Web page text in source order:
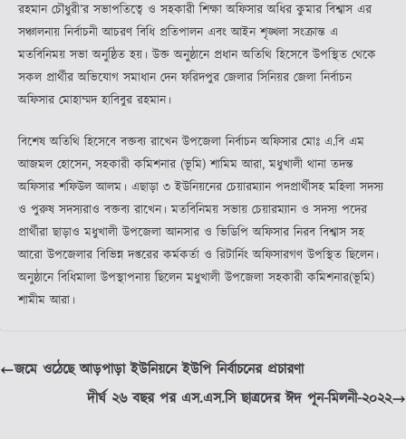
রহমান চৌধুরী’র সভাপতিত্বে ও সহকারী শিক্ষা অফিসার অধির কুমার বিশ্বাস এর
সঞ্চালনায় নির্বাচনী আচরণ বিধি প্রতিপালন এবং আইন শৃঙ্খলা সংক্রান্ত এ
মতবিনিময় সভা অনুষ্ঠিত হয়। উক্ত অনুষ্ঠানে প্রধান অতিথি হিসেবে উপস্থিত থেকে
সকল প্রার্থীর অভিযোগ সমাধান দেন ফরিদপুর জেলার সিনিয়র জেলা নির্বাচন
অফিসার মোহাম্মদ হাবিবুর রহমান।
বিশেষ অতিথি হিসেবে বক্তব্য রাখেন উপজেলা নির্বাচন অফিসার মোঃ এ.বি এম
আজমল হোসেন, সহকারী কমিশনার (ভূমি) শামিম আরা, মধুখালী থানা তদন্ত
অফিসার শফিউল আলম। এছাড়া ৩ ইউনিয়নের চেয়ারম্যান পদপ্রার্থীসহ মহিলা সদস্য
ও পুরুষ সদস্যরাও বক্তব্য রাখেন। মতবিনিময় সভায় চেয়ারম্যান ও সদস্য পদের
প্রার্থীরা ছাড়াও মধুখালী উপজেলা আনসার ও ভিডিপি অফিসার নিরব বিশ্বাস সহ
আরো উপজেলার বিভিন্ন দপ্তরের কর্মকর্তা ও রিটার্নিং অফিসারগণ উপস্থিত ছিলেন।
অনুষ্ঠানে বিধিমালা উপস্থাপনায় ছিলেন মধুখালী উপজেলা সহকারী কমিশনার(ভূমি)
শামীম আরা।
জমে ওঠেছে আড়পাড়া ইউনিয়নে ইউপি নির্বাচনের প্রচারণা
দীর্ঘ ২৬ বছর পর এস.এস.সি ছাত্রদের ঈদ পূন-মিলনী-২০২২